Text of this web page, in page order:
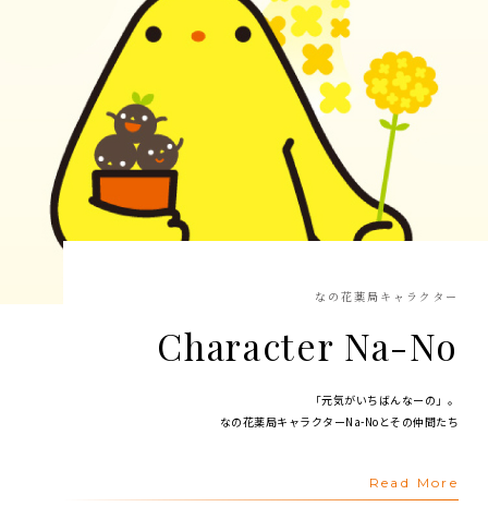
なの花薬局キャラクター
Character Na-No
「元気がいちばんなーの」。
なの花薬局キャラクターNa-Noとその仲間たち
Read More